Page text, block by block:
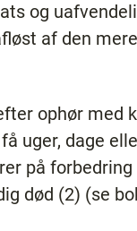
og
af den
ophør med
uger, dage
på
død (2) (se